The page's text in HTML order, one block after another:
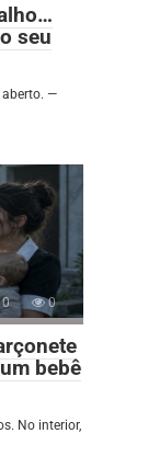
seu
aberto. —
0 0
bebê
No interior,